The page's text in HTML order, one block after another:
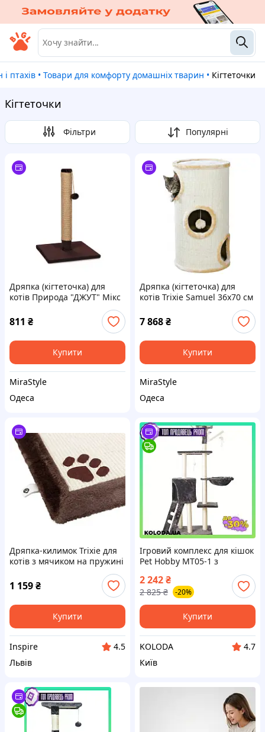
птахів • Товари для комфорту домашніх тварин • Кігтеточки
Кігтеточки
Фільтри Популярні
Дряпка (кігтеточка) для
котів Природа "ДЖУТ" Мікс
(4823082429561)
811 ₴
Купити
MiraStyle
Одеса
Дряпка (кігтеточка) для
котів Trixie Samuel 36х70 см
(бежевий) (4011905043302)
7 868₴
Купити
MiraStyle
Одеса
Дряпка-килимок Trixie для
котів з мячиком на пружині
сизаль/плюш коричнева
70х45 см (4323)
1 159₴
Купити
Inspire
4.5
Львів
Ігровий комплекс для кішок
Pet Hobby MT05-1 з
кігтеточкою та будиночком
для активних ігор 5 рівнів
2 242₴
2 825 ₴ -20%
Купити
KOLODA
4.7
Київ